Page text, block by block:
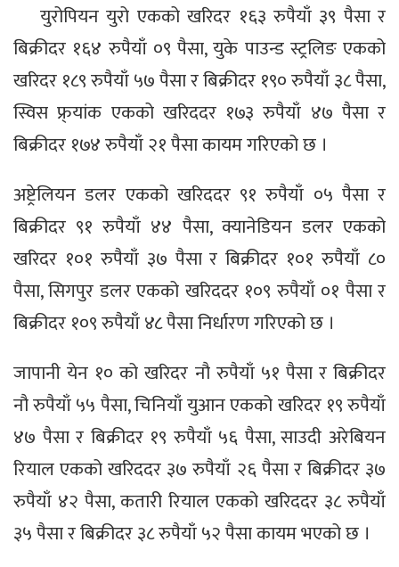
युरोपियन युरो एकको खरिदर १६३ रुपैयाँ ३९ पैसा र
बिक्रीदर १६४ रुपैयाँ ०९ पैसा, युके पाउन्ड स्ट्रलिङ एकको
खरिदर १८९ रुपैयाँ ५७ पैसा र बिक्रीदर १९० रुपैयाँ ३८ पैसा,
स्विस फ्र्यांक एकको खरिददर १७३ रुपैयाँ ४७ पैसा र
बिक्रीदर १७४ रुपैयाँ २१ पैसा कायम गरिएको छ ।
अष्ट्रेलियन डलर एकको खरिददर ९१ रुपैयाँ ०५ पैसा र
बिक्रीदर ९१ रुपैयाँ ४४ पैसा, क्यानेडियन डलर एकको
खरिदर १०१ रुपैयाँ ३७ पैसा र बिक्रीदर १०१ रुपैयाँ ८०
पैसा, सिगपुर डलर एकको खरिददर १०९ रुपैयाँ ०१ पैसा र
बिक्रीदर १०९ रुपैयाँ ४८ पैसा निर्धारण गरिएको छ ।
जापानी येन १० को खरिदर नौ रुपैयाँ ५१ पैसा र बिक्रीदर
नौ रुपैयाँ ५५ पैसा, चिनियाँ युआन एकको खरिदर १९ रुपैयाँ
४७ पैसा र बिक्रीदर १९ रुपैयाँ ५६ पैसा, साउदी अरेबियन
रियाल एकको खरिददर ३७ रुपैयाँ २६ पैसा र बिक्रीदर ३७
रुपैयाँ ४२ पैसा, कतारी रियाल एकको खरिददर ३८ रुपैयाँ
३५ पैसा र बिक्रीदर ३८ रुपैयाँ ५२ पैसा कायम भएको छ ।